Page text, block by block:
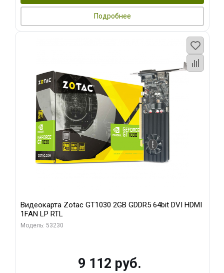
Подробнее
Видеокарта Zotac GT1030 2GB GDDR5 64bit DVI HDMI
1FAN LP RTL
Модель: 53230
9 112 руб.